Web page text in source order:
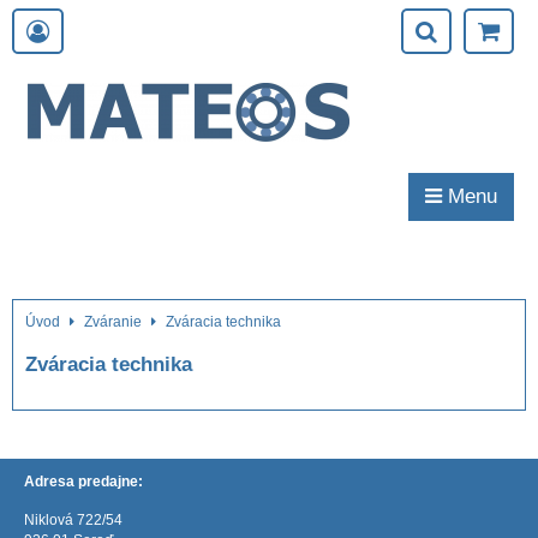
Menu
Úvod Zváranie Zváracia technika
Zváracia technika
Adresa predajne:
Niklová 722/54